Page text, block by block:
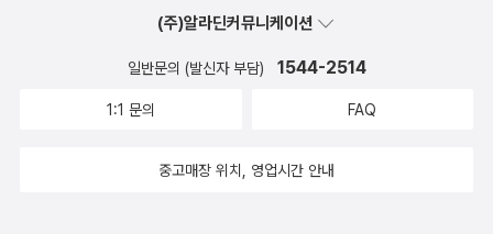
아이와 함께 필사하고 공유하는 공간이다. 꾸준히 함께 하다 보면
는 시간이 될 수 있을 것 같다.
(주)알라딘커뮤니케이션
일반문의 (발신자 부담) 1544-2514
1:1 문의 FAQ
중고매장 위치, 영업시간 안내